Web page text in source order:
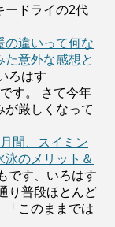
ードライの2代
の違いって何な
た意外な感想と
ろはす
す。 さて今年
が厳しくなって
間、スイミン
泳のメリット＆
です、いろはす
り普段ほとんど
「このままでは